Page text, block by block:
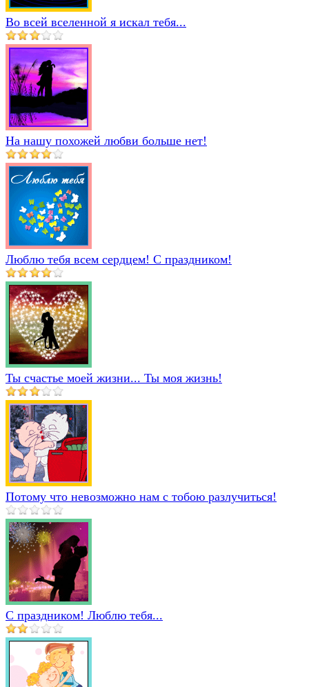
Во всей вселенной я искал тебя...
На нашу похожей любви больше нет!
Люблю тебя всем сердцем! С праздником!
Ты счастье моей жизни... Ты моя жизнь!
Потому что невозможно нам с тобою разлучиться!
С праздником! Люблю тебя...